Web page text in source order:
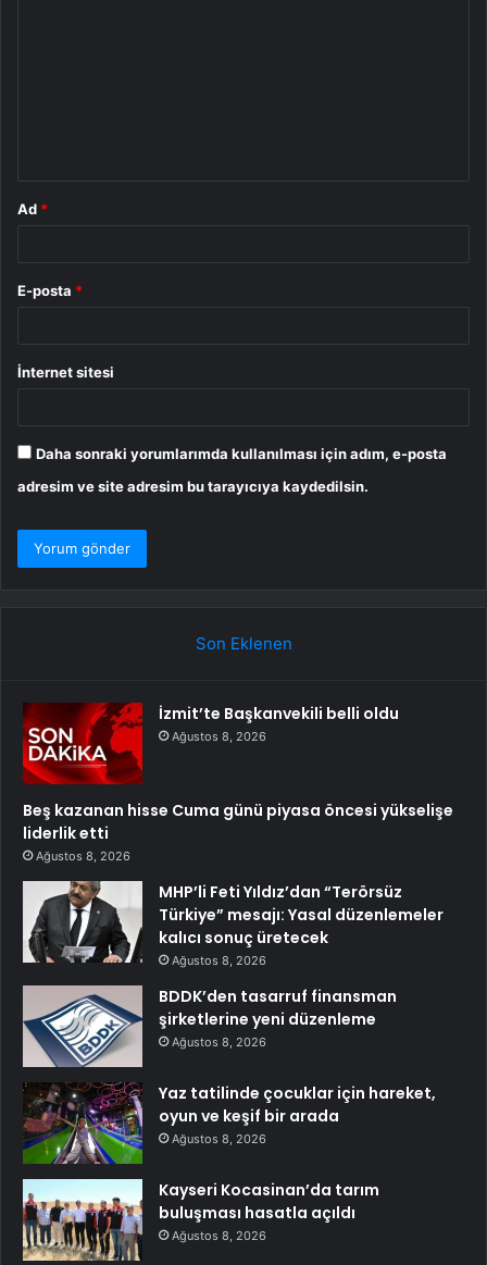
Ad *
E-posta *
İnternet sitesi
Daha sonraki yorumlarımda kullanılması için adım, e-posta
adresim ve site adresim bu tarayıcıya kaydedilsin.
Son Eklenen
İzmit’te Başkanvekili belli oldu
Ağustos 8, 2026
Beş kazanan hisse Cuma günü piyasa öncesi yükselişe
liderlik etti
Ağustos 8, 2026
MHP’li Feti Yıldız’dan “Terörsüz
Türkiye” mesajı: Yasal düzenlemeler
kalıcı sonuç üretecek
Ağustos 8, 2026
BDDK’den tasarruf finansman
şirketlerine yeni düzenleme
Ağustos 8, 2026
Yaz tatilinde çocuklar için hareket,
oyun ve keşif bir arada
Ağustos 8, 2026
Kayseri Kocasinan’da tarım
buluşması hasatla açıldı
Ağustos 8, 2026